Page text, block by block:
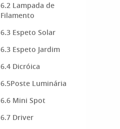
6.2 Lampada de
Filamento
6.3 Espeto Solar
6.3 Espeto Jardim
6.4 Dicróica
6.5Poste Luminária
6.6 Mini Spot
6.7 Driver